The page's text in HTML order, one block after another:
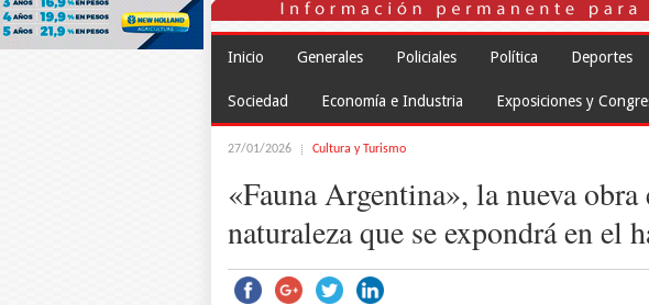
Inicio Generales Policiales Política Deportes
Sociedad Economía e Industria Exposiciones y
27/01/2026 Cultura y Turismo
«Fauna Argentina», la nueva
naturaleza que se expondrá en el